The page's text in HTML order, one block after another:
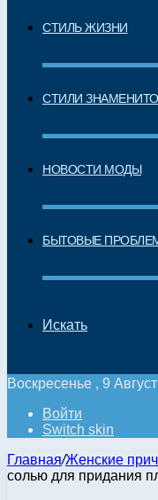
СТИЛЬ ЖИЗНИ
СТИЛИ
НОВОСТИ МОДЫ
БЫТОВЫЕ
Искать
Воскресенье , 9
Войти
Switch skin
Главная/Женские
солью для придания